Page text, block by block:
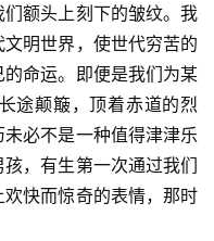
额头上刻下的皱纹。我
明世界，使世代穷苦的
命运。即便是我们为某
途颠簸，顶着赤道的烈
必不是一种值得津津乐
，有生第一次通过我们
快而惊奇的表情，那时